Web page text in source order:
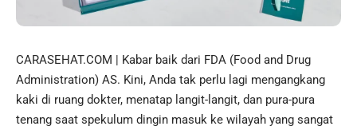
CARASEHAT.COM | Kabar baik dari FDA (Food and Drug
Administration) AS. Kini, Anda tak perlu lagi mengangkang
kaki di ruang dokter, menatap langit-langit, dan pura-pura
tenang saat spekulum dingin masuk ke wilayah yang sangat